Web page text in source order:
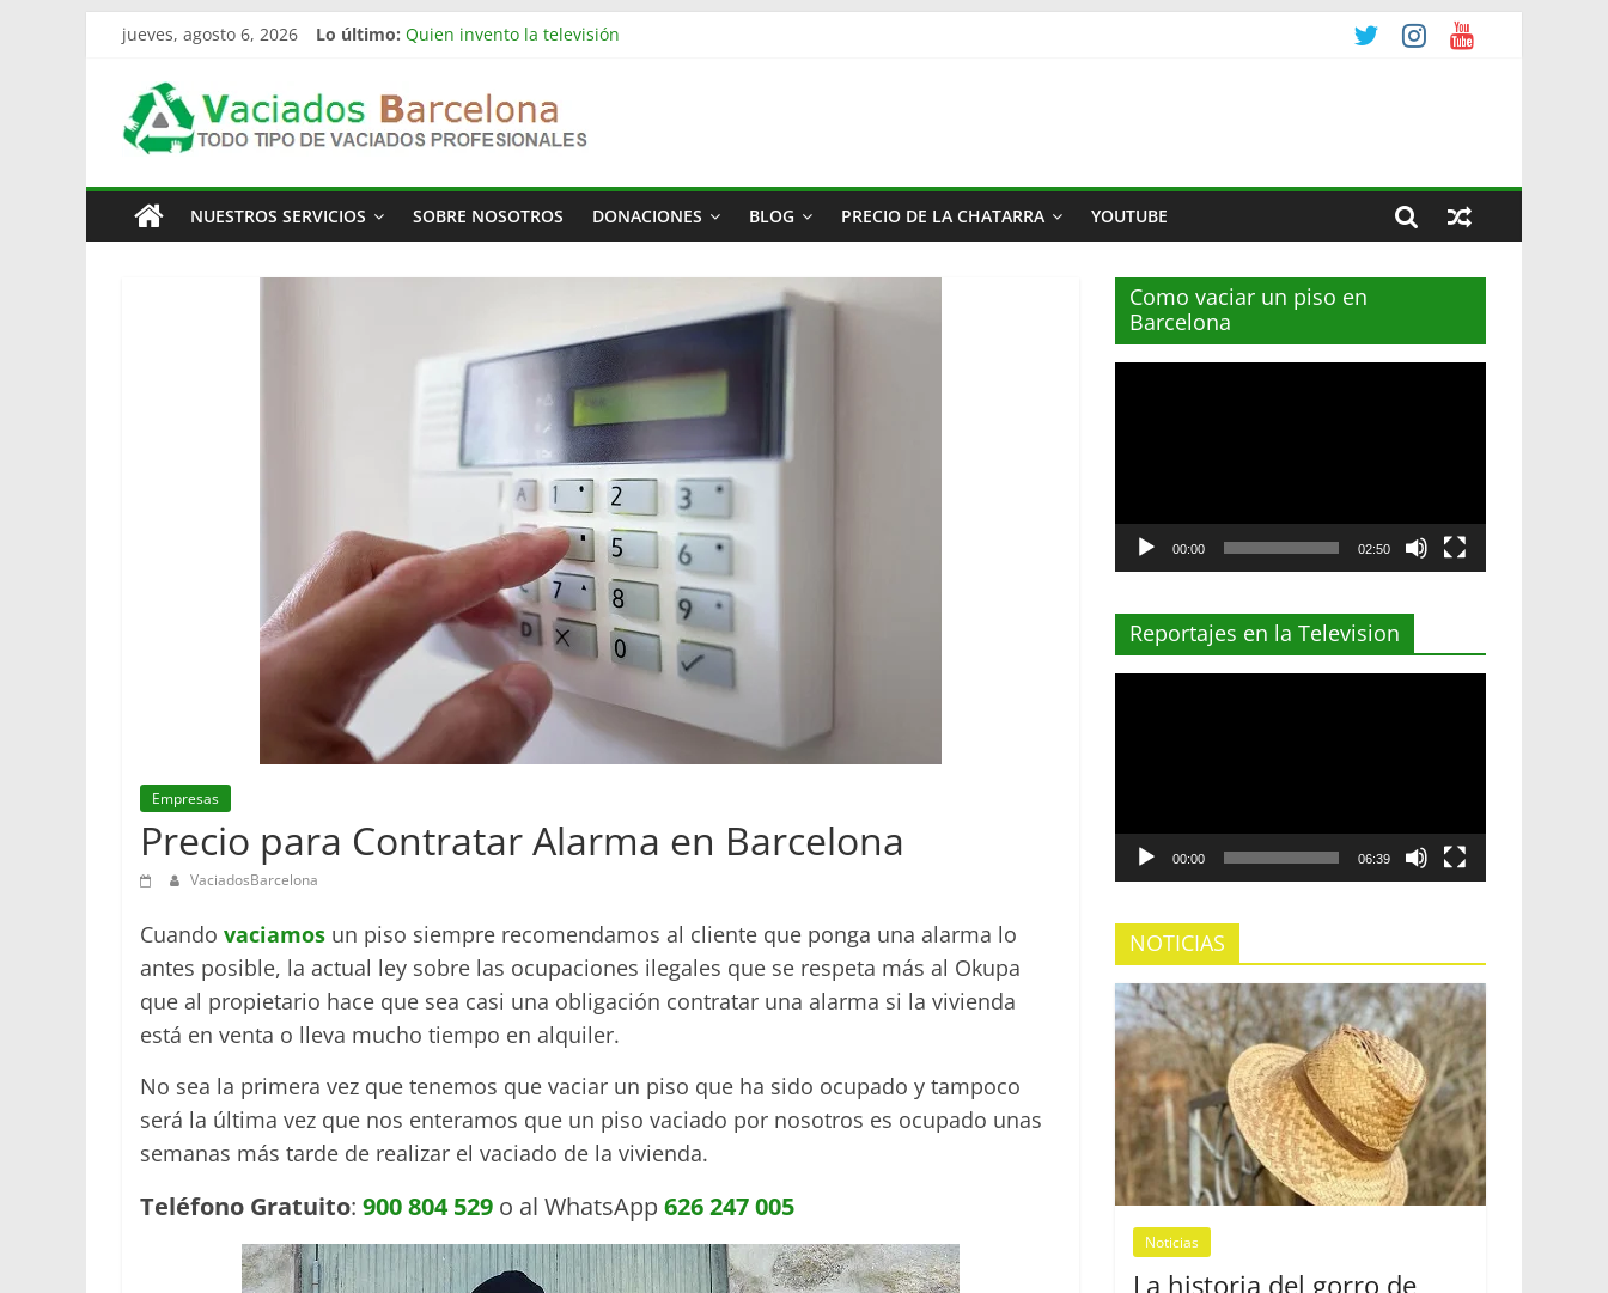
Saltar
contenido
jueves, agosto 6, 2026 Lo último: Quien invento la televisión
Vaciamos Masías: vaciado de pisos, locales, naves y propiedades completas
La televisión más cara del mundo
Vaciado
Pisos
Barcelona
NUESTROS SERVICIOS SOBRE NOSOTROS DONACIONES BLOG PRECIO DE LA CHATARRA YOUTUBE
Empresas
Precio para Contratar Alarma en Barcelona
VaciadosBarcelona
Cuando vaciamos un piso siempre recomendamos al cliente que ponga una alarma lo
antes posible, la actual ley sobre las ocupaciones ilegales que se respeta más al Okupa
que al propietario hace que sea casi una obligación contratar una alarma si la vivienda
está en venta o lleva mucho tiempo en alquiler.
No sea la primera vez que tenemos que vaciar un piso que ha sido ocupado y tampoco
será la última vez que nos enteramos que un piso vaciado por nosotros es ocupado unas
semanas más tarde de realizar el vaciado de la vivienda.
Teléfono Gratuito: 900 804 529 o al WhatsApp 626 247 005
Como vaciar un piso en
Barcelona
00:00 02:50
Reportajes en la Television
00:00 06:39
NOTICIAS
Noticias
La historia del gorro de